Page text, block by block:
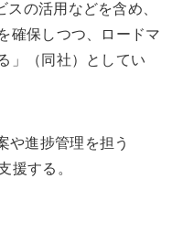
の活用などを含め、
確保しつつ、ロードマ
」（同社）としてい
進捗管理を担う
援する。